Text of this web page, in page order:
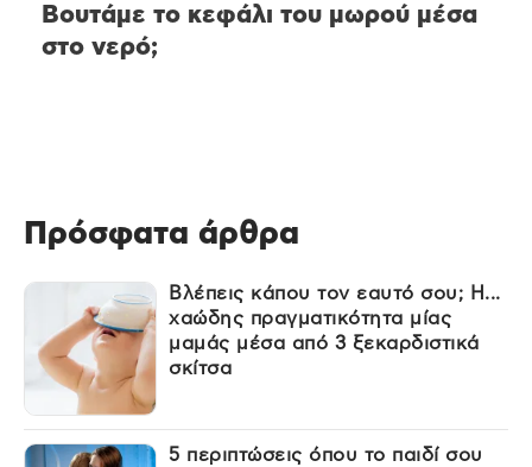
Βουτάμε το κεφάλι του μωρού μέσα
στο νερό;
Πρόσφατα άρθρα
Βλέπεις κάπου τον εαυτό σου; Η...
χαώδης πραγματικότητα μίας
μαμάς μέσα από 3 ξεκαρδιστικά
σκίτσα
5 περιπτώσεις όπου το παιδί σου